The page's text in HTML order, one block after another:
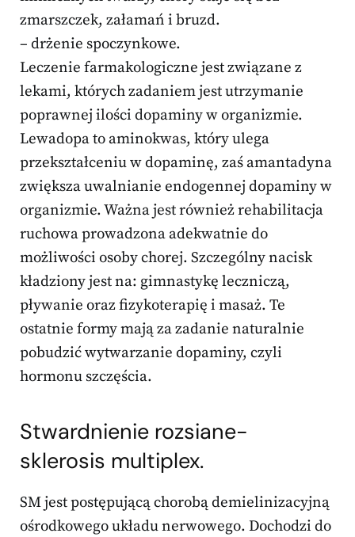
zmarszczek, załamań i bruzd.
– drżenie spoczynkowe.
Leczenie farmakologiczne jest związane z
lekami, których zadaniem jest utrzymanie
poprawnej ilości dopaminy w organizmie.
Lewadopa to aminokwas, który ulega
przekształceniu w dopaminę, zaś amantadyna
zwiększa uwalnianie endogennej dopaminy w
organizmie. Ważna jest również rehabilitacja
ruchowa prowadzona adekwatnie do
możliwości osoby chorej. Szczególny nacisk
kładziony jest na: gimnastykę leczniczą,
pływanie oraz fizykoterapię i masaż. Te
ostatnie formy mają za zadanie naturalnie
pobudzić wytwarzanie dopaminy, czyli
hormonu szczęścia.
Stwardnienie rozsiane-
sklerosis multiplex.
SM jest postępującą chorobą demielinizacyjną
ośrodkowego układu nerwowego. Dochodzi do